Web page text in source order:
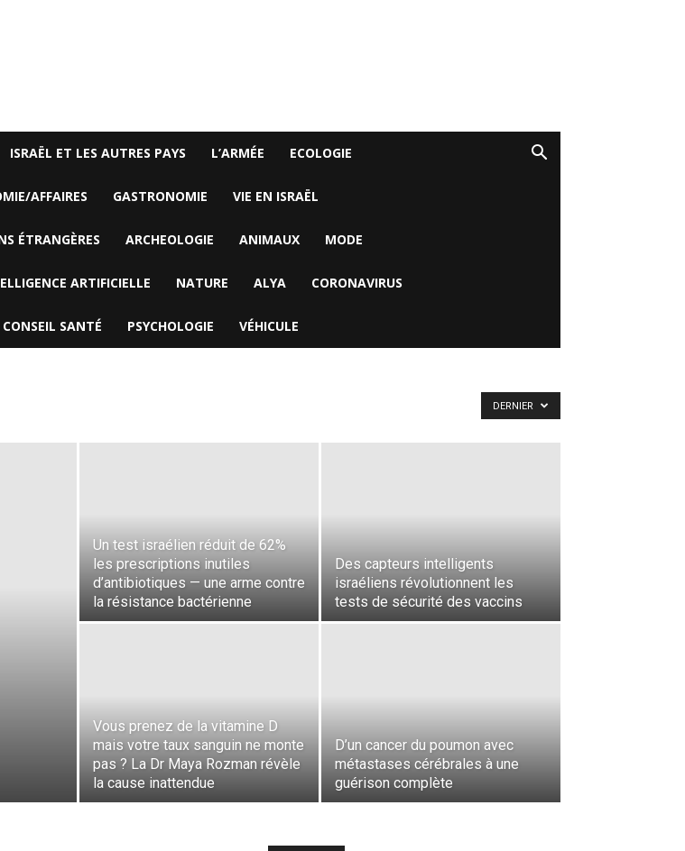
ISRAËL ET LES AUTRES PAYS L’ARMÉE ECOLOGIE
AFFAIRES GASTRONOMIE VIE EN ISRAËL
ÉTRANGÈRES ARCHEOLOGIE ANIMAUX MODE
ARTIFICIELLE NATURE ALYA CORONAVIRUS
CONSEIL SANTÉ PSYCHOLOGIE VÉHICULE
DERNIER
Un test israélien réduit de 62%
les prescriptions inutiles
d’antibiotiques — une arme contre
la résistance bactérienne
Des capteurs intelligents
israéliens révolutionnent les
tests de sécurité des vaccins
Vous prenez de la vitamine D
mais votre taux sanguin ne monte
pas ? La Dr Maya Rozman révèle
la cause inattendue
D’un cancer du poumon avec
métastases cérébrales à une
guérison complète